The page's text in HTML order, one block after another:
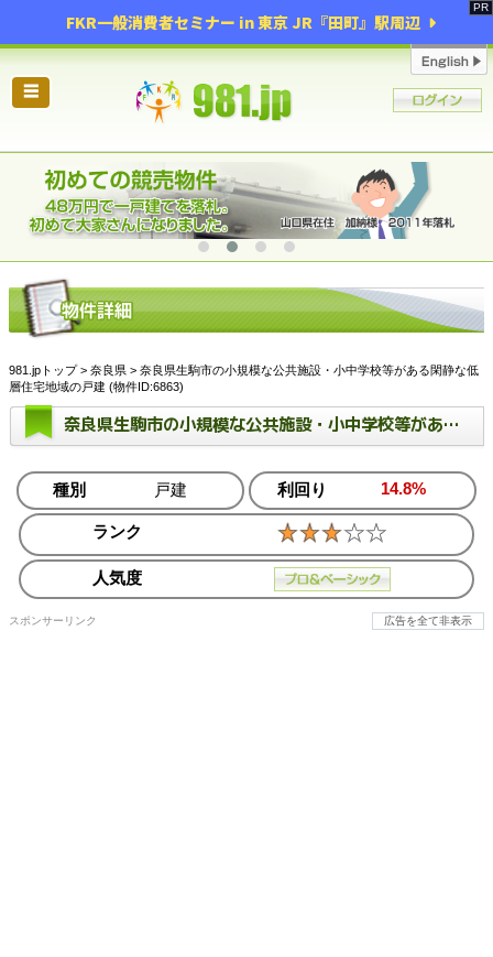
FKR一般消費者セミナー in 東京 JR『田町』駅周辺
☰
981.jpトップ> 奈良県 > 奈良県生駒市の小規模な公共施設・小中学校等がある閑静な低
層住宅地域の戸建 (物件ID:6863)
奈良県生駒市の小規模な公共施設・小中学校等がある閑静な低層住宅地域の戸建
種別 戸建 利回り 14.8%
ランク
人気度
スポンサーリンク 広告を全て非表示